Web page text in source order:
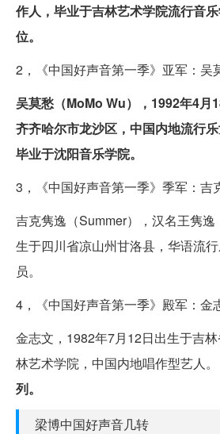
作人，毕业于吉林艺术学院流行音
位。
2，《中国好声音第一季》亚军：吴
吴莫愁（MoMo Wu），1992年4月
齐齐哈尔市龙沙区，中国内地流行
毕业于沈阳音乐学院。
3，《中国好声音第一季》季军：吉
吉克隽逸（Summer），汉名王隽
生于四川省凉山州甘洛县，华语流
员。
4，《中国好声音第一季》殿军：金
金志文，1982年7月12日出生于吉
林艺术学院，中国内地唱作型艺人。
列。
梁博中国好声音几转